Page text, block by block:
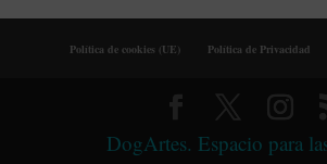
Política de cookies (UE) Política de Privacidad
DogArtes. Espacio para